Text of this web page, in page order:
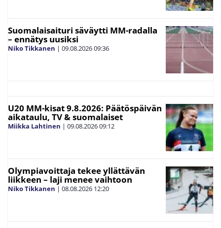
Suomalaisaituri säväytti MM-radalla
– ennätys uusiksi
Niko Tikkanen | 09.08.202609:36
U20 MM-kisat 9.8.2026: Päätöspäivän
aikataulu, TV & suomalaiset
Miikka Lahtinen | 09.08.202609:12
Olympiavoittaja tekee yllättävän
liikkeen – laji menee vaihtoon
Niko Tikkanen | 08.08.2026 12:20